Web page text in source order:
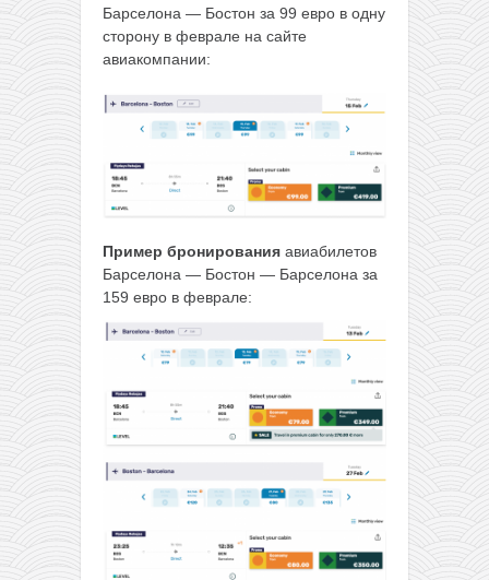
Барселона — Бостон за 99 евро в одну
сторону в феврале на сайте
авиакомпании:
Пример бронирования авиабилетов
Барселона — Бостон — Барселона за
159 евро в феврале: